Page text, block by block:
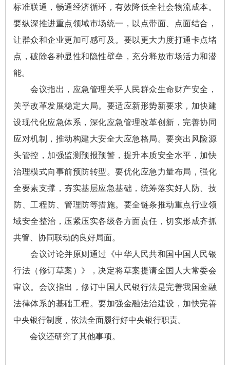
标准联通，畅通经济循环，有效降低全社会物流成本。
要纵深推进重点领域市场统一，以点带面、点面结合，
让群众和企业更加可感可及。要以更大力度打通卡点堵
点，破除各种显性和隐性壁垒，充分释放市场活力和潜
能。
会议指出，应急管理关乎人民群众生命财产安全，
关乎改革发展稳定大局。要适应新形势新要求，加快建
设现代化应急体系，深化应急管理改革创新，完善协同
应对机制，推动构建大安全大应急格局。要突出风险源
头管控，加强监测预报预警，提升本质安全水平，加快
治理模式向事前预防转型。要优化应急力量布局，强化
全要素支撑，夯实基层应急基础，统筹落实好人防、技
防、工程防、管理防等措施。要全链条推动重点行业领
域安全整治，压紧压实各级各方面责任，切实形成齐抓
共管、协同联动的良好局面。
会议讨论并原则通过《中华人民共和国中国人民银
行法（修订草案）》，决定将草案提请全国人大常委会
审议。会议指出，修订中国人民银行法是完善我国金融
法律体系的基础工程。要加强金融法治建设，加快完善
中央银行制度，依法全面履行好中央银行职责。
会议还研究了其他事项。